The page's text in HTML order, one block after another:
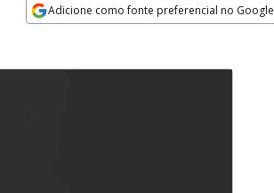
Adicione como fonte preferencial no Google